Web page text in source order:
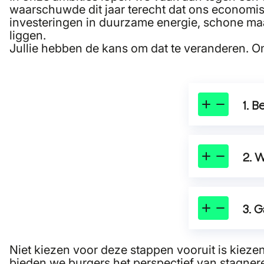
waarschuwde dit jaar terecht dat ons
investeringen in duurzame energie, schone
liggen.
Jullie hebben de kans om dat te veranderen.
1.
2.
3.
Niet kiezen voor deze stappen vooruit is